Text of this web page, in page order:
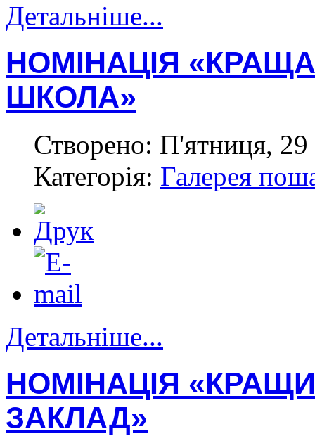
Детальніше...
НОМІНАЦІЯ
ШКОЛА»
Створено: П'ятниця, 29
Категорія: Галерея
Детальніше...
НОМІНАЦІЯ
ЗАКЛАД»